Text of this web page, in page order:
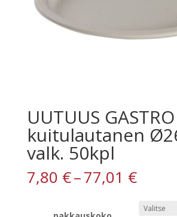
UUTUUS GASTRO
kuitulautanen
valk. 50kpl
7,80 €–77,01 €
7,80 €